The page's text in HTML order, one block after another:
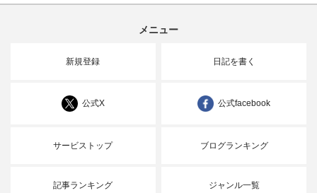
メニュー
新規登録 日記を書く
公式X 公式facebook
サービストップ ブログランキング
記事ランキング ジャンル一覧